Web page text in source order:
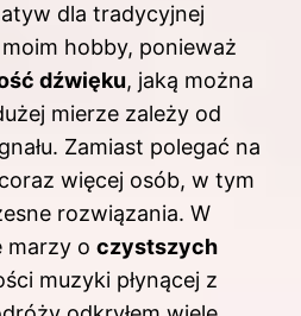
dla tradycyjnej
hobby, ponieważ
dźwięku, jaką można
mierze zależy od
Zamiast polegać na
więcej osób, w tym
rozwiązania. W
marzy o czystszych
muzyki płynącej z